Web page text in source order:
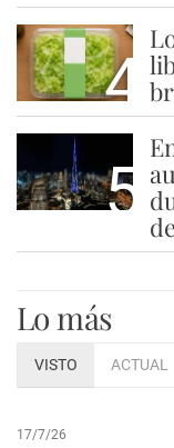
4
5
Lo más
VISTO ACTUAL
17/7/26